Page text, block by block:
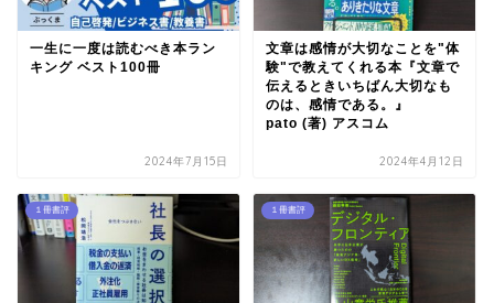
一生に一度は読むべき本ラン
キング ベスト100冊
2024年7月15日
文章は感情が大切なことを"体
験"で教えてくれる本『文章で
伝えるときいちばん大切なも
のは、感情である。』
pato (著) アスコム
2024年4月12日
１冊書評 １冊書評